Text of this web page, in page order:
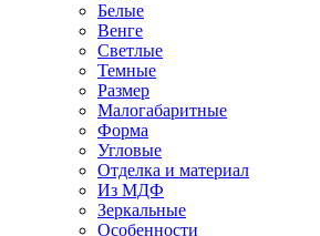
Белые
Венге
Светлые
Темные
Размер
Малогабаритные
Форма
Угловые
Отделка и материал
Из МДФ
Зеркальные
Особенности